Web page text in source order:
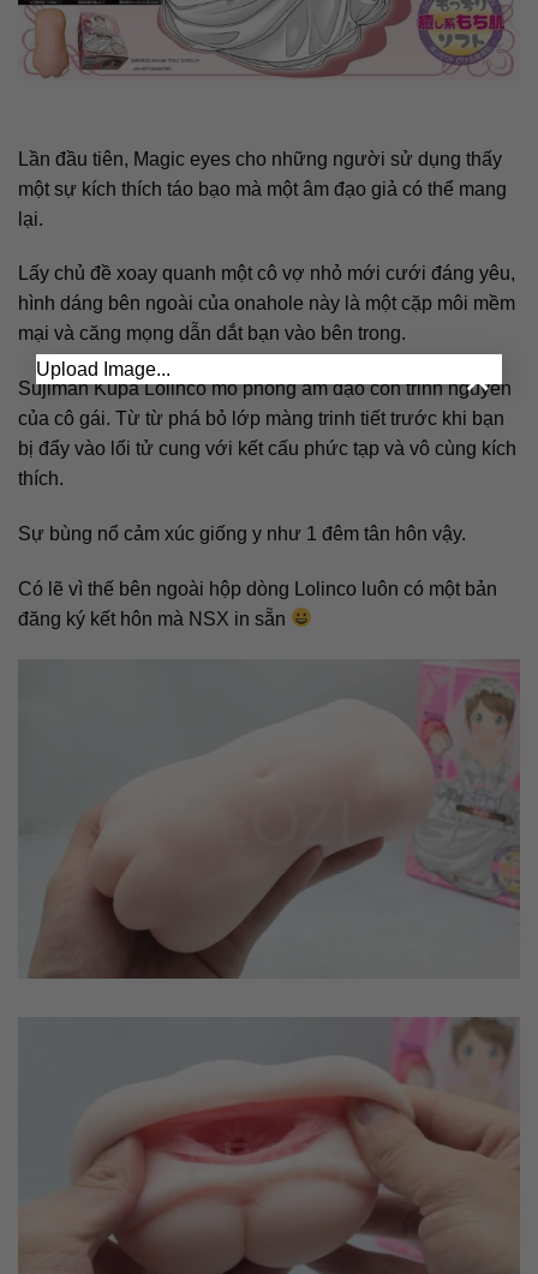
Upload Image... ×
Lần đầu tiên, Magic eyes cho những người sử dụng thấy
một sự kích thích táo bạo mà một âm đạo giả có thể mang
lại.
Lấy chủ đề xoay quanh một cô vợ nhỏ mới cưới đáng yêu,
hình dáng bên ngoài của onahole này là một cặp môi mềm
mại và căng mọng dẫn dắt bạn vào bên trong.
Sujiman Kupa Lolinco mô phỏng âm đạo còn trinh nguyên
của cô gái. Từ từ phá bỏ lớp màng trinh tiết trước khi bạn
bị đẩy vào lối tử cung với kết cấu phức tạp và vô cùng kích
thích.
Sự bùng nổ cảm xúc giống y như 1 đêm tân hôn vậy.
Có lẽ vì thế bên ngoài hộp dòng Lolinco luôn có một bản
đăng ký kết hôn mà NSX in sẵn